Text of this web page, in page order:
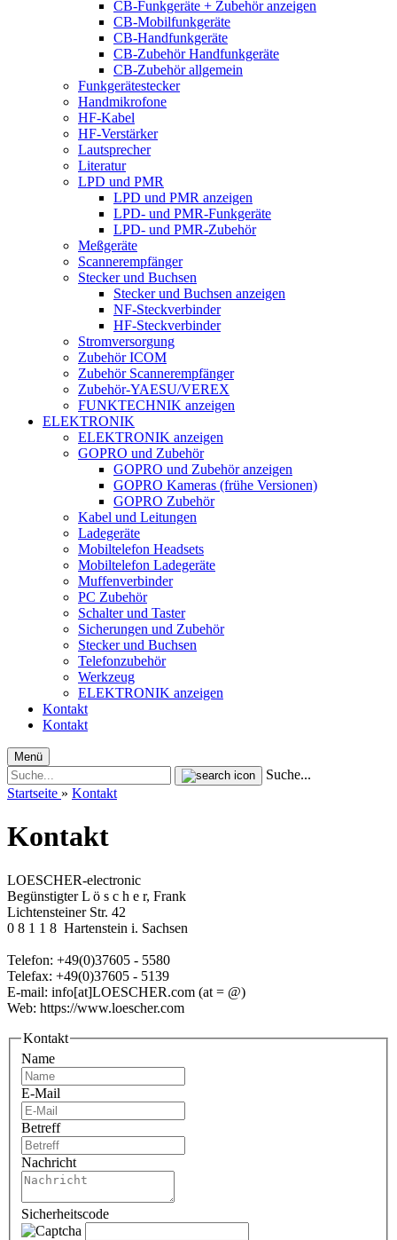
CB-Funkgeräte + Zubehör anzeigen
CB-Mobilfunkgeräte
CB-Handfunkgeräte
CB-Zubehör Handfunkgeräte
CB-Zubehör allgemein
Funkgerätestecker
Handmikrofone
HF-Kabel
HF-Verstärker
Lautsprecher
Literatur
LPD und PMR
LPD und PMR anzeigen
LPD- und PMR-Funkgeräte
LPD- und PMR-Zubehör
Meßgeräte
Scannerempfänger
Stecker und Buchsen
Stecker und Buchsen anzeigen
NF-Steckverbinder
HF-Steckverbinder
Stromversorgung
Zubehör ICOM
Zubehör Scannerempfänger
Zubehör-YAESU/VEREX
FUNKTECHNIK anzeigen
ELEKTRONIK
ELEKTRONIK anzeigen
GOPRO und Zubehör
GOPRO und Zubehör anzeigen
GOPRO Kameras (frühe Versionen)
GOPRO Zubehör
Kabel und Leitungen
Ladegeräte
Mobiltelefon Headsets
Mobiltelefon Ladegeräte
Muffenverbinder
PC Zubehör
Schalter und Taster
Sicherungen und Zubehör
Stecker und Buchsen
Telefonzubehör
Werkzeug
ELEKTRONIK anzeigen
Kontakt
Kontakt
Menü
Suche...
Startseite » Kontakt
Kontakt
LOESCHER-electronic
Begünstigter L ö s c h e r, Frank
Lichtensteiner Str. 42
0 8 1 1 8 Hartenstein i. Sachsen
Telefon: +49(0)37605 - 5580
Telefax: +49(0)37605 - 5139
E-mail: info[at]LOESCHER.com (at = @)
Web: https://www.loescher.com
Kontakt
Name
E-Mail
Betreff
Nachricht
Sicherheitscode